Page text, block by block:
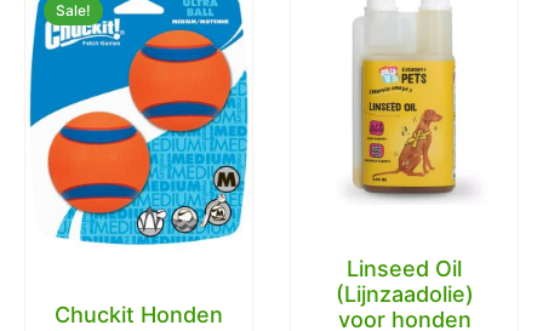
Sale!
Chuckit Honden
Linseed Oil
(Lijnzaadolie)
voor honden